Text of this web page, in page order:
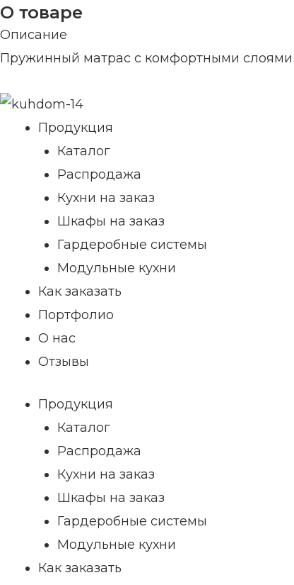
О товаре
Описание
Пружинный матрас с комфортными слоями
Продукция
Каталог
Распродажа
Кухни на заказ
Шкафы на заказ
Гардеробные системы
Модульные кухни
Как заказать
Портфолио
О нас
Отзывы
Продукция
Каталог
Распродажа
Кухни на заказ
Шкафы на заказ
Гардеробные системы
Модульные кухни
Как заказать